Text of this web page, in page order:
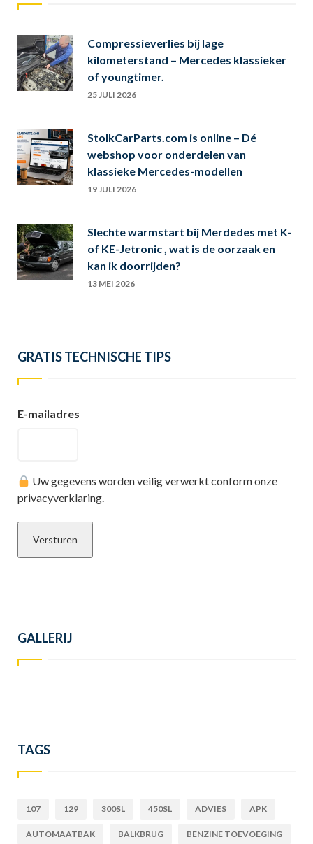
Compressieverlies bij lage
kilometerstand – Mercedes klassieker
of youngtimer.
25 JULI 2026
StolkCarParts.com is online – Dé
webshop voor onderdelen van
klassieke Mercedes-modellen
19 JULI 2026
Slechte warmstart bij Merdedes met K-
of KE-Jetronic , wat is de oorzaak en
kan ik doorrijden?
13 MEI 2026
GRATIS TECHNISCHE TIPS
E-mailadres
Uw gegevens worden veilig verwerkt conform onze
privacyverklaring.
GALLERIJ
TAGS
107 129 300SL 450SL ADVIES APK
AUTOMAATBAK BALKBRUG BENZINE TOEVOEGING